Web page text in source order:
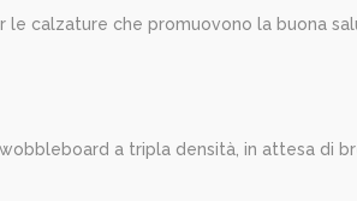
calzature che promuovono la buona
a tripla densità, in attesa